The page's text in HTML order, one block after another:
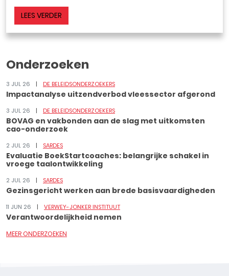
LEES VERDER
Onderzoeken
3 JUL 26 DE BELEIDSONDERZOEKERS
Impactanalyse uitzendverbod vleessector afgerond
3 JUL 26 DE BELEIDSONDERZOEKERS
BOVAG en vakbonden aan de slag met uitkomsten
cao-onderzoek
2 JUL 26 SARDES
Evaluatie BoekStartcoaches: belangrijke schakel in
vroege taalontwikkeling
2 JUL 26 SARDES
Gezinsgericht werken aan brede basisvaardigheden
11 JUN 26 VERWEY-JONKER INSTITUUT
Verantwoordelijkheid nemen
MEER ONDERZOEKEN